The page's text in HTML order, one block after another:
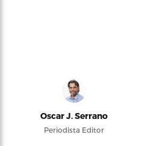
Oscar J. Serrano
Periodista Editor